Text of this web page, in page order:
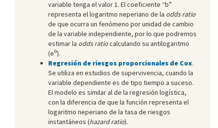
variable tenga el valor 1. El coeficiente “b”
representa el logaritmo neperiano de la odds ratio
de que ocurra un fenómeno por unidad de cambio
de la variable independiente, por lo que podremos
estimar la odds ratiocalculando su antilogaritmo
(eb).
Regresión de riesgos proporcionales de Cox.
Se utiliza en estudios de supervivencia, cuando la
variable dependiente es de tipo tiempo a suceso.
El modelo es similar al de la regresión logística,
con la diferencia de que la función representa el
logaritmo neperiano de la tasa de riesgos
instantáneos (hazard ratio).